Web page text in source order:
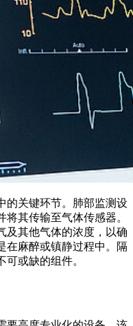
的关键环节。肺部监测设
其传输至气体传感器。
及其他气体的浓度，以确
麻醉或镇静过程中。隔
或缺的组件。